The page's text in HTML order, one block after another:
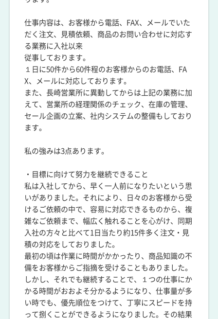
仕事内容は、お客様から電話、FAX、メールでいた
だく注文、見積依頼、商品のお問い合わせに対応す
る業務に入社以来
従事しております。
１日に50件から60件程のお客様からのお電話、FA
X、メールに対応しております。
また、長崎営業所に異動してからは上記の業務に加
えて、営業所の経理関係のチェック、在庫の管理、
セール企画の立案、社内システムの整備もしており
ます。
私の強みは3点あります。
・目標に向けて努力を継続できること
私は入社してから、早く一人前になりたいという思
いがありました。それにより、日々のお客様から受
けるご依頼の中で、容易に対応できるものから、複
雑なご依頼まで、幅広く触れることを心がけ、同期
入社の方々と比べて1日当たり約15件多く注文・見
積の対応をしておりました。
最初の頃は作業に時間がかかったり、商品知識の不
備をお客様からご指摘を受けることもありました。
しかし、それでも継続することで、１つの仕事にか
かる時間がおおよそ分かるようになり、仕事量が多
い時でも、優先順位をつけて、丁寧にスピードを持
って捌くことができるようになりました。その結果